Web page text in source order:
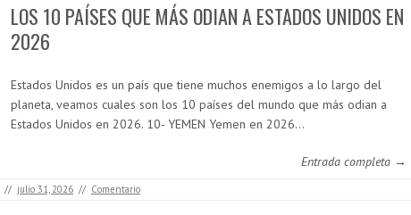
LOS 10 PAÍSES QUE MÁS ODIAN A ESTADOS UNIDOS EN
2026
Estados Unidos es un país que tiene muchos enemigos a lo largo del
planeta, veamos cuales son los 10 países del mundo que más odian a
Estados Unidos en 2026. 10- YEMEN Yemen en 2026…
Entrada completa →
// julio 31, 2026 // Comentario